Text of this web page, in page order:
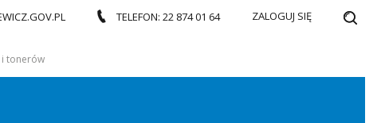
TELEFON: 22 874 01 64 ZALOGUJ SIĘ
i tonerów